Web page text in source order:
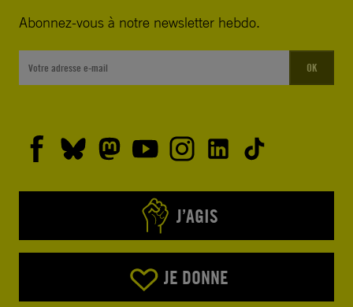
Abonnez-vous à notre newsletter hebdo.
OK
J’AGIS
JE DONNE